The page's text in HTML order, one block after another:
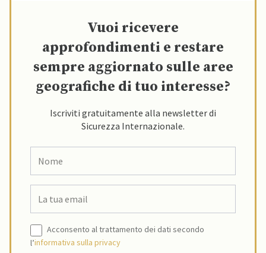
Vuoi ricevere
approfondimenti e restare
sempre aggiornato sulle aree
geografiche di tuo interesse?
Iscriviti gratuitamente alla newsletter di
Sicurezza Internazionale.
Acconsento al trattamento dei dati secondo
l’informativa sulla privacy